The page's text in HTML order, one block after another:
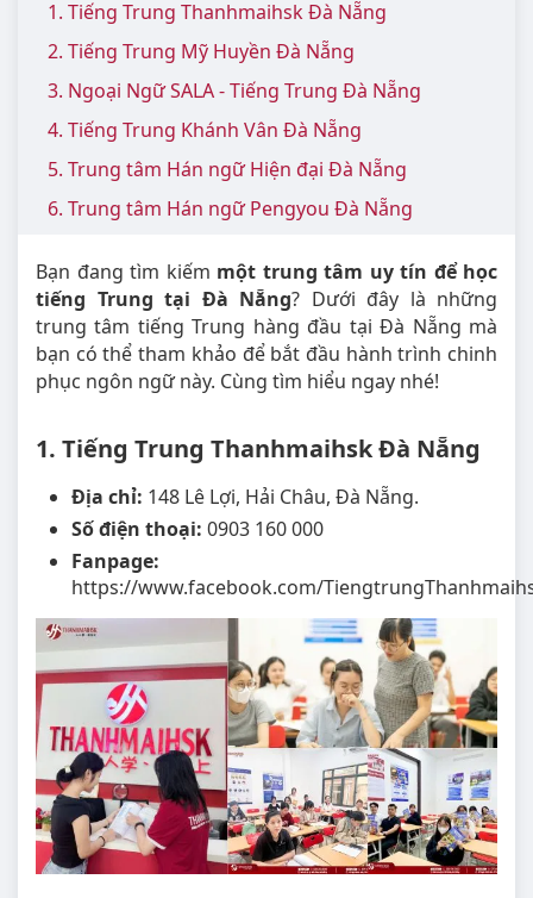
1. Tiếng Trung Thanhmaihsk Đà Nẵng
2. Tiếng Trung Mỹ Huyền Đà Nẵng
3. Ngoại Ngữ SALA - Tiếng Trung Đà Nẵng
4. Tiếng Trung Khánh Vân Đà Nẵng
5. Trung tâm Hán ngữ Hiện đại Đà Nẵng
6. Trung tâm Hán ngữ Pengyou Đà Nẵng
Bạn đang tìm kiếm một trung tâm uy tín để học
tiếng Trung tại Đà Nẵng? Dưới đây là những
trung tâm tiếng Trung hàng đầu tại Đà Nẵng mà
bạn có thể tham khảo để bắt đầu hành trình chinh
phục ngôn ngữ này. Cùng tìm hiểu ngay nhé!
1. Tiếng Trung Thanhmaihsk Đà Nẵng
Địa chỉ: 148 Lê Lợi, Hải Châu, Đà Nẵng.
Số điện thoại: 0903 160 000
Fanpage:
https://www.facebook.com/